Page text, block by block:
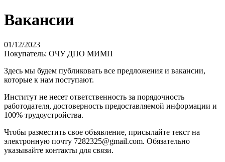
Вакансии
01/12/2023
Покупатель: ОЧУ ДПО МИМП
Здесь мы будем публиковать все предложения и вакансии,
которые к нам поступают.
Институт не несет ответственность за порядочность
работодателя, достоверность предоставляемой информации и
100% трудоустройства.
Чтобы разместить свое объявление, присылайте текст на
электронную почту 7282325@gmail.com. Обязательно
указывайте контакты для связи.